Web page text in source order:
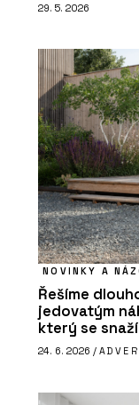
29. 5. 2026
NOVINKY A
Řešíme
jedovatým
který se
24. 6. 2026 /